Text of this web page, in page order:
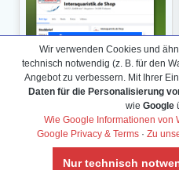
Wir verwenden Cookies und
technisch notwendig (z. B. für den
Angebot zu verbessern. Mit Ihrer
Daten für die Personalisierung
wie Google
Wie Google Informationen von
Google Privacy & Terms · Zu
Nur technisch